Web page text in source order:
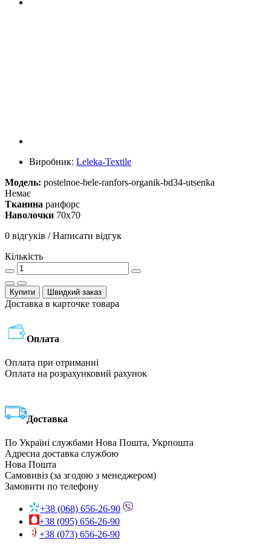
Виробник: Leleka-Textile
Модель: postelnoe-bele-ranfors-organik-bd34-utsenka
Немає
Тканина ранфорс
Наволочки 70х70
0 відгуків /Написати відгук
Кількість
Купити Швидкий заказ
Доставка в карточке товара
Оплата
Оплата при отриманні
Оплата на розрахунковий рахунок
Доставка
По Україні службами Нова Пошта, Укрпошта
Адресна доставка службою
Нова Пошта
Самовивіз (за згодою з менеджером)
Замовити по телефону
+38 (068) 656-26-90
+38 (095) 656-26-90
+38 (073) 656-26-90